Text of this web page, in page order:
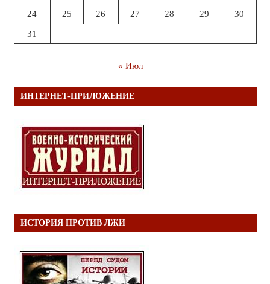
24 25 26 27 28 29 30
31
« Июл
ИНТЕРНЕТ-ПРИЛОЖЕНИЕ
ИСТОРИЯ ПРОТИВ ЛЖИ